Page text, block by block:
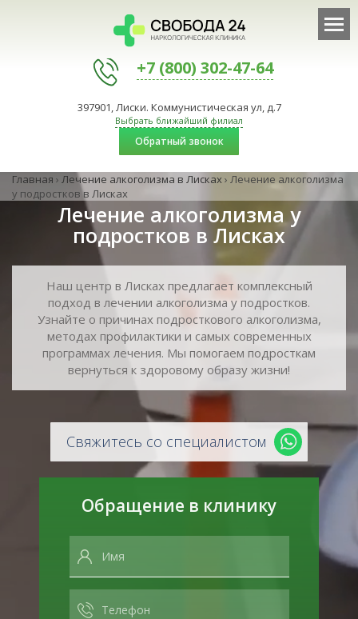
+7 (800) 302-47-64
397901, Лиски. Коммунистическая ул, д.7
Выбрать ближайший филиал
Обратный звонок
Главная › Лечение алкоголизма в Лисках› Лечение алкоголизма
у подростков в Лисках
Лечение алкоголизма у
подростков в Лисках
Наш центр в Лисках предлагает комплексный
подход в лечении алкоголизма у подростков.
Узнайте о причинах подросткового алкоголизма,
методах профилактики и самых современных
программах лечения. Мы помогаем подросткам
вернуться к здоровому образу жизни!
Свяжитесь со специалистом
Обращение в клинику